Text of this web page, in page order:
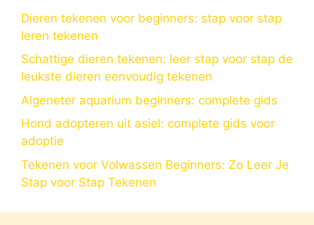
Dieren tekenen voor beginners: stap voor stap
leren tekenen
Schattige dieren tekenen: leer stap voor stap de
leukste dieren eenvoudig tekenen
Algeneter aquarium beginners: complete gids
Hond adopteren uit asiel: complete gids voor
adoptie
Tekenen voor Volwassen Beginners: Zo Leer Je
Stap voor Stap Tekenen